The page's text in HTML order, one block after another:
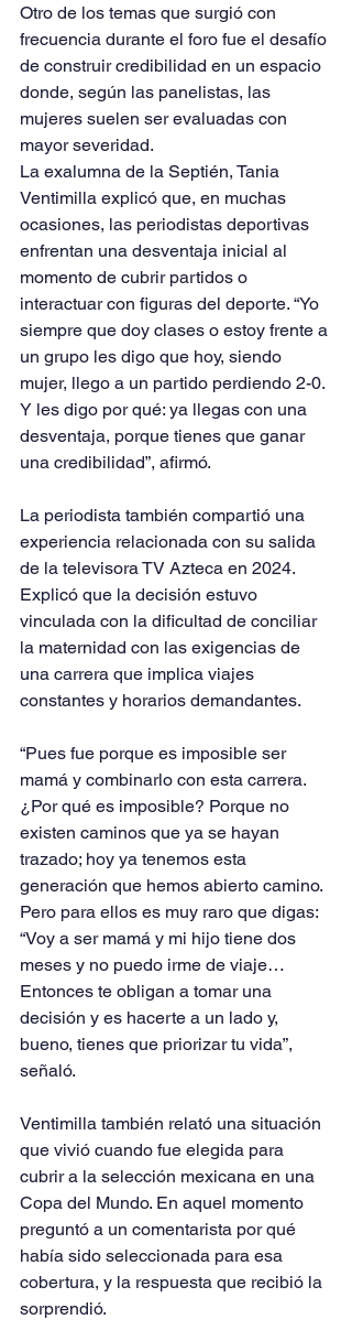
Otro de los temas que surgió con
frecuencia durante el foro fue el desafío
de construir credibilidad en un espacio
donde, según las panelistas, las
mujeres suelen ser evaluadas con
mayor severidad.
La exalumna de la Septién, Tania
Ventimilla explicó que, en muchas
ocasiones, las periodistas deportivas
enfrentan una desventaja inicial al
momento de cubrir partidos o
interactuar con figuras del deporte. “Yo
siempre que doy clases o estoy frente a
un grupo les digo que hoy, siendo
mujer, llego a un partido perdiendo 2-0.
Y les digo por qué: ya llegas con una
desventaja, porque tienes que ganar
una credibilidad”, afirmó.
La periodista también compartió una
experiencia relacionada con su salida
de la televisora TV Azteca en 2024.
Explicó que la decisión estuvo
vinculada con la dificultad de conciliar
la maternidad con las exigencias de
una carrera que implica viajes
constantes y horarios demandantes.
“Pues fue porque es imposible ser
mamá y combinarlo con esta carrera.
¿Por qué es imposible? Porque no
existen caminos que ya se hayan
trazado; hoy ya tenemos esta
generación que hemos abierto camino.
Pero para ellos es muy raro que digas:
“Voy a ser mamá y mi hijo tiene dos
meses y no puedo irme de viaje…
Entonces te obligan a tomar una
decisión y es hacerte a un lado y,
bueno, tienes que priorizar tu vida”,
señaló.
Ventimilla también relató una situación
que vivió cuando fue elegida para
cubrir a la selección mexicana en una
Copa del Mundo. En aquel momento
preguntó a un comentarista por qué
había sido seleccionada para esa
cobertura, y la respuesta que recibió la
sorprendió.